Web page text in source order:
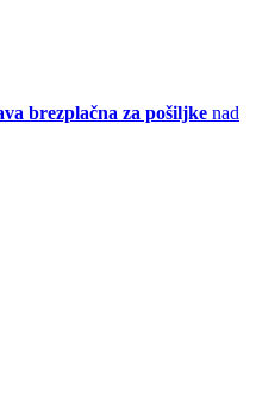
brezplačna za pošiljke nad